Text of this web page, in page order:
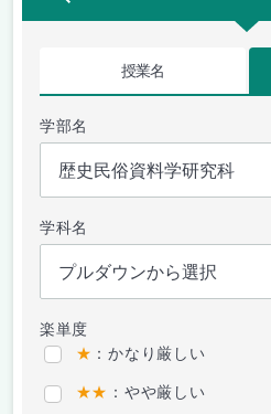
授業名
学部名
学科名
楽単度
★ ：かなり厳しい
★★ ：やや厳しい